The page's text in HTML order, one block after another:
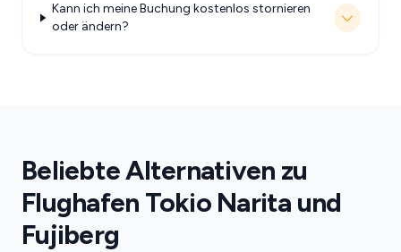
Kann ich meine Buchung kostenlos stornieren
oder ändern?
Beliebte Alternativen zu
Flughafen Tokio Narita und
Fujiberg